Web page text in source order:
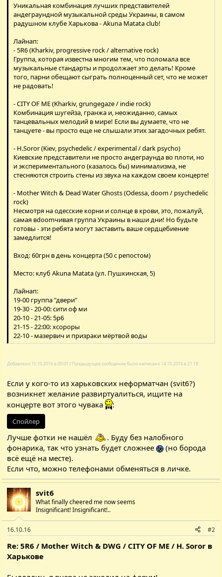
Уникальная комбинация лучших представителей
андеграундной музыкальной среды Украины, в самом
радушном клубе Харькова - Akuna Matata club!
Лайнап:
- 5R6 (Kharkiv, progressive rock / alternative rock)
Группа, которая известна многим тем, что поломала все
музыкальные стандарты и продолжает это делать! Кроме
того, парни обещают сыграть полноценный сет, что не может
не радовать!
- CITY OF ME (Kharkiv, grungegaze / indie rock)
Комбинация шугейза, гранжа и, неожиданно, самых
танцевальных мелодий в мире! Если вы думаете, что не
танцуете - вы просто еще не слышали этих загадочных ребят.
- H.Soror (Kiev, psychedelic / experimental / dark psycho)
Киевские представители не просто андеграунда во плоти, но
и экспериментального (казалось бы) минимализма, не
стесняются строить стены из звука на каждом своем концерте!
- Mother Witch & Dead Water Ghosts (Odessa, doom / psychedelic
rock)
Несмотря на одесские корни и солнце в крови, это, пожалуй,
самая вdoomчивая группа Украины в наши дни! Но будьте
готовы - эти ребята могут заставить ваше сердцебиение
замедлится!
Вход: 60грн в день концерта (50 с репостом)
Место: клуб Akuna Matata (ул. Пушкинская, 5)
Лайнап:
19-00 группа "двери"
19-30 - 20-00: сити оф ми
20-10 - 21-05: 5р6
21-15 - 22:00: хсороры
22-10 - мазервич и призраки мёртвой воды
Добавлено 15.10.2016 в 00:01 / Предыдущее сообщение было написано 14.10.2016 в 21:18
Если у кого-то из харьковских неформатчан (svit6?)
возникнет желание развиртуалиться, ищите на
концерте вот этого чувака
:
Спойлер
Лучше фотки не нашёл
. Буду без налобного
фонарика, так что узнать будет сложнее
(но борода
всё ещё на месте).
Если что, можно телефонами обменяться в личке.
svit6
What finally cheered me now seems
Insignificant! Insignificant!..
16.10.16 #2
Re: 5R6 / Mother Witch & DWG / CITY OF ME / H. Soror в
Харькове